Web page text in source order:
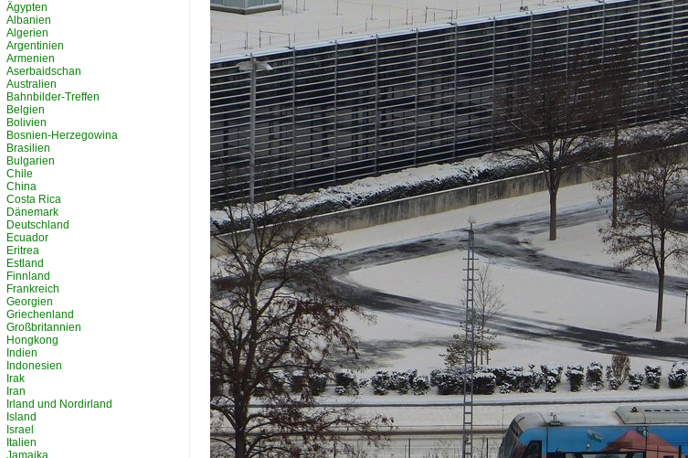
Ägypten
Albanien
Algerien
Argentinien
Armenien
Aserbaidschan
Australien
Bahnbilder-Treffen
Belgien
Bolivien
Bosnien-Herzegowina
Brasilien
Bulgarien
Chile
China
Costa Rica
Dänemark
Deutschland
Ecuador
Eritrea
Estland
Finnland
Frankreich
Georgien
Griechenland
Großbritannien
Hongkong
Indien
Indonesien
Irak
Iran
Irland und Nordirland
Island
Israel
Italien
Jamaika